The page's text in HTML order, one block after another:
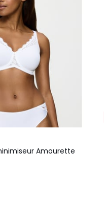
Amourette